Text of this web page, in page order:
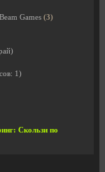
Games (3)
1)
Скользи по